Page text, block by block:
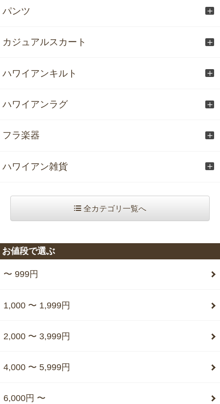
パンツ
カジュアルスカート
ハワイアンキルト
ハワイアンラグ
フラ楽器
ハワイアン雑貨
全カテゴリ一覧へ
お値段で選ぶ
〜 999円
1,000 〜 1,999円
2,000 〜 3,999円
4,000 〜 5,999円
6,000円 〜